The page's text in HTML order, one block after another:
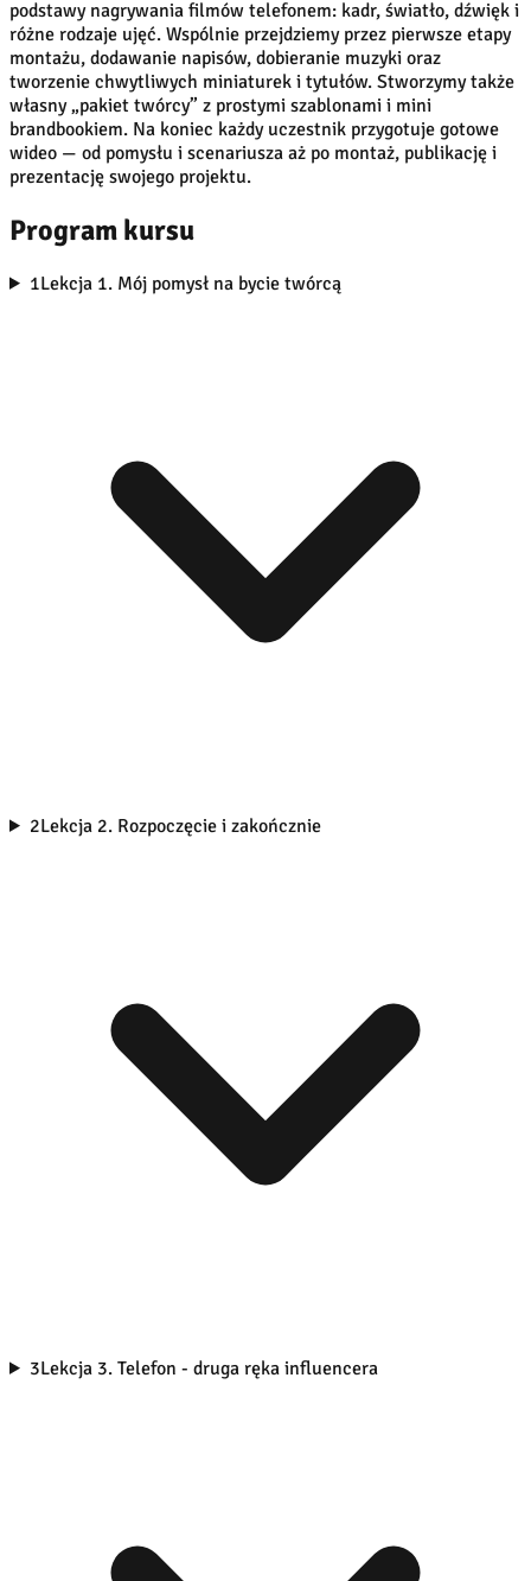
podstawy nagrywania filmów telefonem: kadr, światło, dźwięk i
różne rodzaje ujęć. Wspólnie przejdziemy przez pierwsze etapy
montażu, dodawanie napisów, dobieranie muzyki oraz
tworzenie chwytliwych miniaturek i tytułów. Stworzymy także
własny „pakiet twórcy” z prostymi szablonami i mini
brandbookiem. Na koniec każdy uczestnik przygotuje gotowe
wideo — od pomysłu i scenariusza aż po montaż, publikację i
prezentację swojego projektu.
Program kursu
1Lekcja 1. Mój pomysł na bycie twórcą
2Lekcja 2. Rozpoczęcie i zakończnie
3Lekcja 3. Telefon - druga ręka influencera